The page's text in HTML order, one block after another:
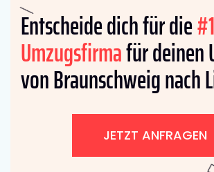
Entscheide dich für die#1
Umzugsfirmafür deinen
von Braunschweig nach
JETZT ANFRAGEN